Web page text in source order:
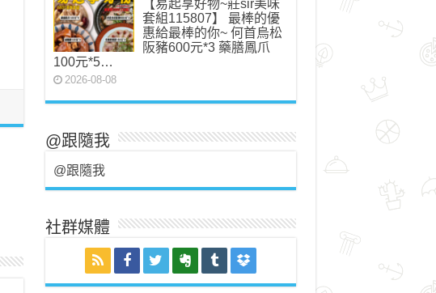
【易起享好物~莊sir美味
套組115807】 最棒的優
惠給最棒的你~ 何首烏松
阪豬600元*3 藥膳鳳爪
100元*5…
2026-08-08
@跟隨我
@跟隨我
社群媒體